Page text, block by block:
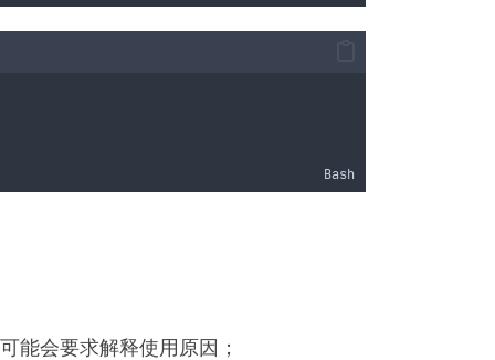
Bash
能会要求解释使用原因；